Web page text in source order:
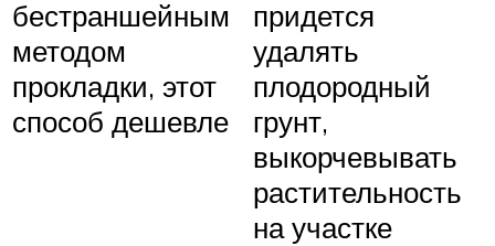
бестраншейным
методом
прокладки, этот
способ дешевле
придется
удалять
плодородный
грунт,
выкорчевывать
растительность
на участке